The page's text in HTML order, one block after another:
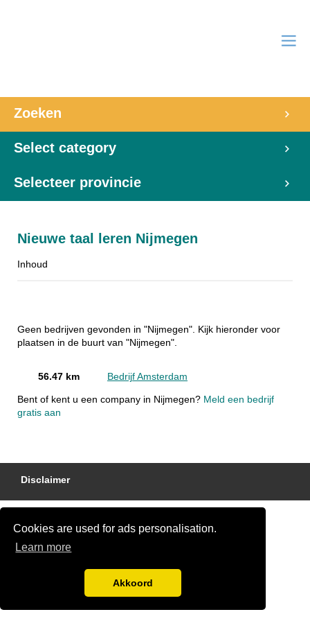
Cookies are used for ads personalisation.
Learn more
Akkoord
Zoeken
Select category
Selecteer provincie
Nieuwe taal leren Nijmegen
Inhoud
Geen bedrijven gevonden in "Nijmegen". Kijk hieronder voor
plaatsen in de buurt van "Nijmegen".
56.47 km Bedrijf Amsterdam
Bent of kent u een company in Nijmegen? Meld een bedrijf
gratis aan
Disclaimer